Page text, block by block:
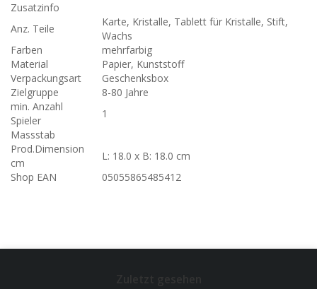
Zusatzinfo
Anz. Teile
Karte, Kristalle, Tablett für Kristalle, Stift,
Wachs
Farben
mehrfarbig
Material
Papier, Kunststoff
Verpackungsart
Geschenksbox
Zielgruppe
8-80 Jahre
min. Anzahl
Spieler
1
Massstab
Prod.Dimension
cm
L: 18.0 x B: 18.0 cm
Shop EAN
05055865485412